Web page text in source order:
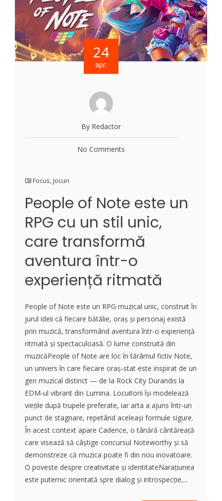
24
apr.
By Redactor
No Comments
Focus,Jocuri
People of Note este un
RPG cu un stil unic,
care transformă
aventura într-o
experiență ritmată
People of Note este un RPG muzical unic, construit în
jurul ideii că fiecare bătălie, oraș și personaj există
prin muzică, transformând aventura într-o experiență
ritmată și spectaculoasă. O lume construită din
muzicăPeople of Note are loc în tărâmul fictiv Note,
un univers în care fiecare oraș‑stat este inspirat de un
gen muzical distinct — de la Rock City Durandis la
EDM‑ul vibrant din Lumina. Locuitorii își modelează
viețile după trupele preferate, iar arta a ajuns într‑un
punct de stagnare, repetând aceleași formule sigure.
În acest context apare Cadence, o tânără cântăreață
care visează să câștige concursul Noteworthy și să
demonstreze că muzica poate fi din nou inovatoare.
O poveste despre creativitate și identitateNarațiunea
este puternic orientată spre dialog și introspecție,...